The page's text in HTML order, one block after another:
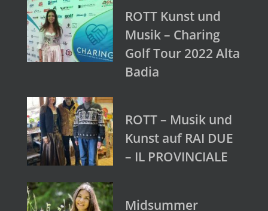
ROTT Kunst und
Musik – Charing
Golf Tour 2022 Alta
Badia
ROTT – Musik und
Kunst auf RAI DUE
– IL PROVINCIALE
Midsummer